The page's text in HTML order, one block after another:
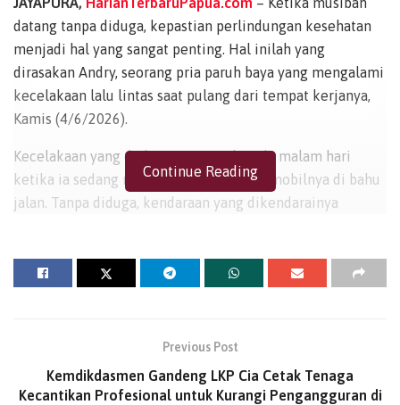
datang tanpa diduga, kepastian perlindungan kesehatan
menjadi hal yang sangat penting. Hal inilah yang
dirasakan Andry, seorang pria paruh baya yang mengalami
kecelakaan lalu lintas saat pulang dari tempat kerjanya,
Kamis (4/6/2026).
Kecelakaan yang dialaminya terjadi pada malam hari
ketika ia sedang menepi menggunakan mobilnya di bahu
jalan. Tanpa diduga, kendaraan yang dikendarainya
terpental keluar dari kendaraan.
medis. Berkat koordinasi yang baik antara Jasa Raharja,
BPJS Kesehatan, dan rumah sakit, Andry dapat segera
Continue Reading
Previous Post
Kemdikdasmen Gandeng LKP Cia Cetak Tenaga
Kecantikan Profesional untuk Kurangi Pengangguran di